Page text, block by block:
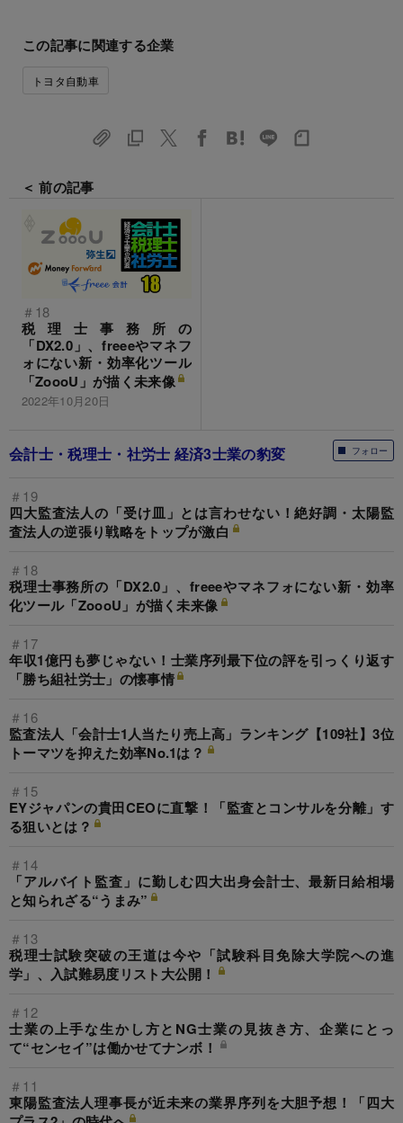
この記事に関連する企業
トヨタ自動車
＜ 前の記事
＃18
税理士事務所の
「DX2.0」、freeeやマネフ
ォにない新・効率化ツール
「ZoooU」が描く未来像
2022年10月20日
フォロー
会計士・税理士・社労士 経済3士業の豹変
＃19
四大監査法人の「受け皿」とは言わせない！絶好調・太陽監
査法人の逆張り戦略をトップが激白
＃18
税理士事務所の「DX2.0」、freeeやマネフォにない新・効率
化ツール「ZoooU」が描く未来像
＃17
年収1億円も夢じゃない！士業序列最下位の評を引っくり返す
「勝ち組社労士」の懐事情
＃16
監査法人「会計士1人当たり売上高」ランキング【109社】3位
トーマツを抑えた効率No.1は？
＃15
EYジャパンの貴田CEOに直撃！「監査とコンサルを分離」す
る狙いとは？
＃14
「アルバイト監査」に勤しむ四大出身会計士、最新日給相場
と知られざる“うまみ”
＃13
税理士試験突破の王道は今や「試験科目免除大学院への進
学」、入試難易度リスト大公開！
＃12
士業の上手な生かし方とNG士業の見抜き方、企業にとっ
て“センセイ”は働かせてナンボ！
＃11
東陽監査法人理事長が近未来の業界序列を大胆予想！「四大